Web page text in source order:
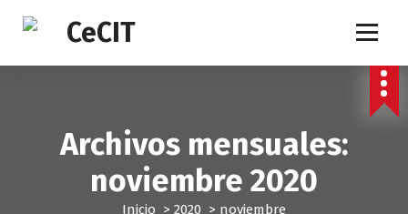
t
Archivos mensuales:
noviembre 2020
Inicio > 2020 > noviembre